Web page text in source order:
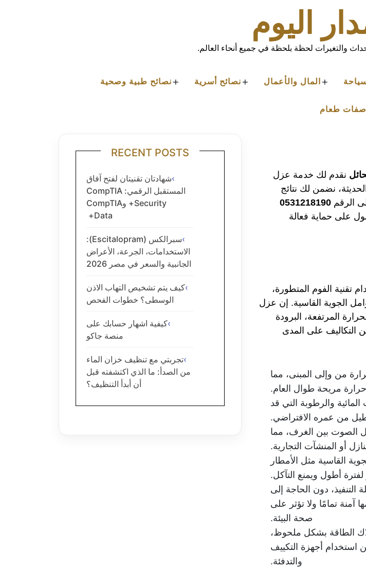
اليوم
والتغيرات لحظة بلحظة في جميع أنحاء العالم.
المال والأعمال + نصائح أسرية + نصائح طبية وصحية +
طعام
نقدم لك خدمة عزل
نضمن لك نتائج
الرقم 0531218190
على حماية فعالة
تقنية الفوم المتطورة،
الجوية القاسية. إن عزل
المرتفعة، البرودة
التكاليف على المدى
من وإلى المبنى، مما
مريحة طوال العام.
والرطوبة التي قد
من عمره الافتراضي.
الصوت بين الغرف، مما
أو المنشآت التجارية.
القاسية مثل الأمطار
أطول ويمنع التآكل.
دون الحاجة إلى
آمنة تمامًا ولا تؤثر على
صحة البيئة.
الطاقة بشكل ملحوظ،
استخدام أجهزة التكييف
والتدفئة.
RECENT POSTS
شهادتان تقنيتان لفتح آفاق
المستقبل الرقمي: CompTIA
Security+ وCompTIA
Data+
سبرالكس (Escitalopram):
الاستخدامات، الجرعة، الأعراض
الجانبية والسعر في مصر 2026
كيف يتم تشخيص التهاب الاذن
الوسطى؟ خطوات الفحص
كيفية اشهار حسابك على
منصة جاكو
تجربتي مع تنظيف خزان الماء
من الصدأ: ما الذي اكتشفته قبل
أن أبدأ التنظيف؟